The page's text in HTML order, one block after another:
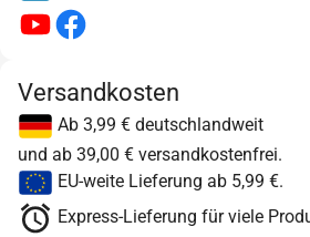
Versandkosten
Ab 3,99 € deutschlandweit
und ab 39,00 € versandkostenfrei.
EU-weite Lieferung ab 5,99 €.
Express-Lieferung für viele